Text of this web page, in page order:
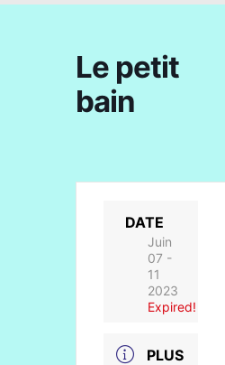
Le petit
bain
DATE
Juin
07 -
11
2023
Expired!
PLUS